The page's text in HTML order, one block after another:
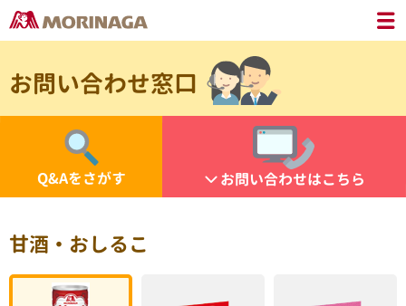
お問い合わせ窓口
Q&Aをさがす お問い合わせはこちら
甘酒・おしるこ